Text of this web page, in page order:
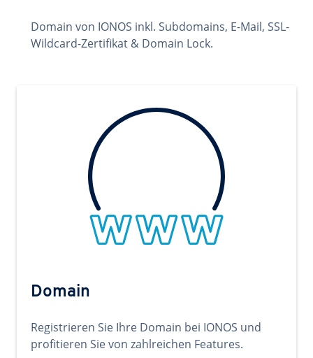
Domain von IONOS inkl. Subdomains, E-Mail, SSL-
Wildcard-Zertifikat & Domain Lock.
Domain
Registrieren Sie Ihre Domain bei IONOS und
profitieren Sie von zahlreichen Features.